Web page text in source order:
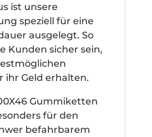
ist unsere
speziell für eine
ausgelegt. So
Kunden sicher sein,
ihr Geld erhalten.
Gummiketten
für den
befahrbarem